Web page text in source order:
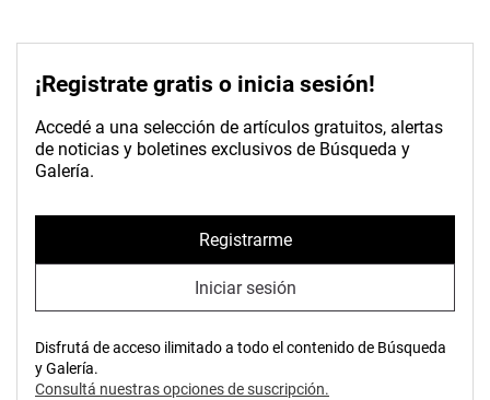
¡Registrate gratis o inicia sesión!
Accedé a una selección de artículos gratuitos, alertas
de noticias y boletines exclusivos de Búsqueda y
Galería.
Registrarme
Iniciar sesión
Disfrutá de acceso ilimitado a todo el contenido de Búsqueda
y Galería.
Consultá nuestras opciones de suscripción.